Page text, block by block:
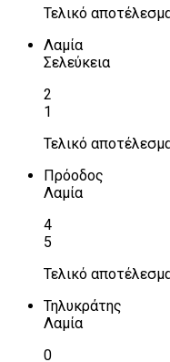
Τελικό
Λαμία
Σελεύκεια
2
1
Τελικό
Πρόοδος
Λαμία
4
5
Τελικό
Τηλυκράτης
Λαμία
0